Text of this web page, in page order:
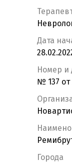
Дата
Номер и
№ 137 от
Города